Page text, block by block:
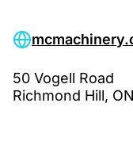
50 Vogell Road
Richmond Hill,